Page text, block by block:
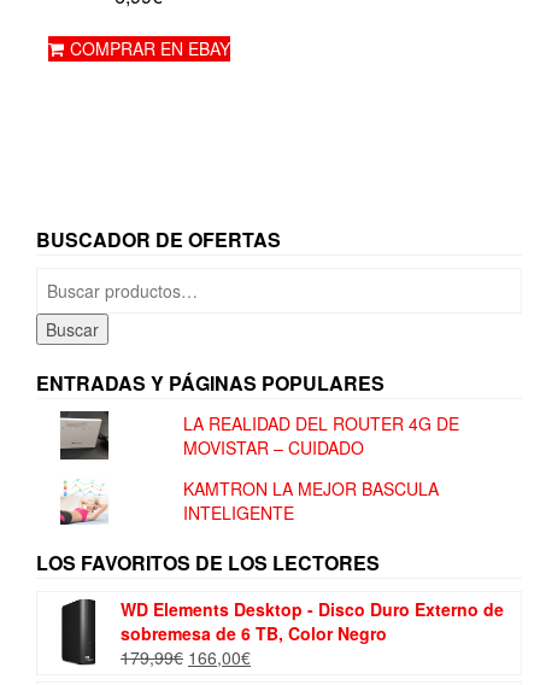
COMPRAR EN EBAY
BUSCADOR DE OFERTAS
por:
Buscar
ENTRADAS Y PÁGINAS POPULARES
LA REALIDAD DEL ROUTER 4G DE
MOVISTAR – CUIDADO
KAMTRON LA MEJOR BASCULA
INTELIGENTE
LOS FAVORITOS DE LOS LECTORES
WD Elements Desktop - Disco Duro Externo de
sobremesa de 6 TB, Color Negro
179,99€ El
166,00€El